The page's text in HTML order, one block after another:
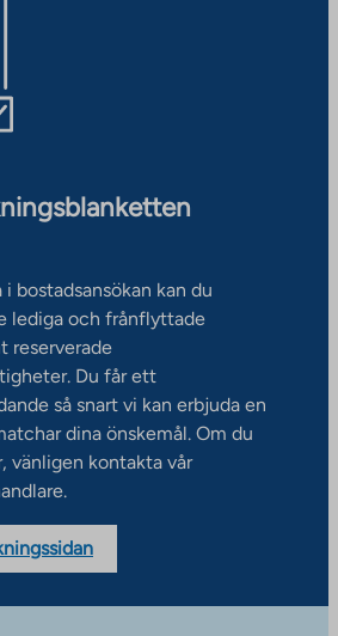
bostadsansökan kan du
lediga och frånflyttade
reserverade
Du får ett
så snart vi kan erbjuda en
dina önskemål. Om du
vänligen kontakta vår